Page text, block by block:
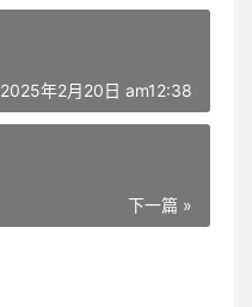
2025年2月20日 am12:38
下一篇 »